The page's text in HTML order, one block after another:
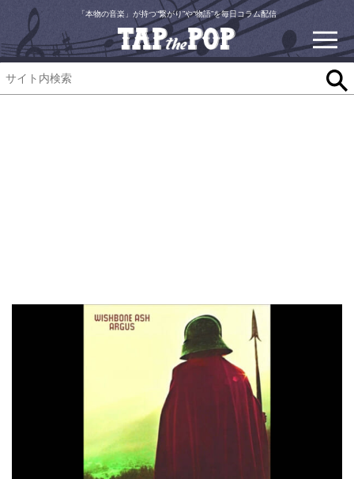
「本物の音楽」が持つ“繋がり”や“物語”を毎日コラム配信